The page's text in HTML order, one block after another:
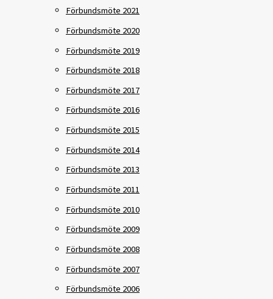
Förbundsmöte 2021
Förbundsmöte 2020
Förbundsmöte 2019
Förbundsmöte 2018
Förbundsmöte 2017
Förbundsmöte 2016
Förbundsmöte 2015
Förbundsmöte 2014
Förbundsmöte 2013
Förbundsmöte 2011
Förbundsmöte 2010
Förbundsmöte 2009
Förbundsmöte 2008
Förbundsmöte 2007
Förbundsmöte 2006